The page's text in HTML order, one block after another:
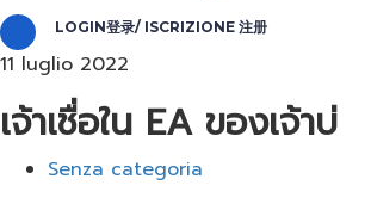
LOGIN登录/ ISCRIZIONE 注册
11 luglio 2022
เจ้าเชื่อใน​ EA​ ของเจ้าบ่
Senza categoria